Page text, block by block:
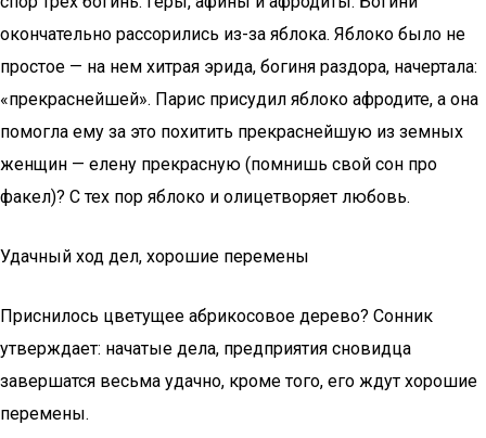
окончательно рассорились из-за яблока. Яблоко было не
простое — на нем хитрая эрида, богиня раздора, начертала:
«прекраснейшей». Парис присудил яблоко афродите, а она
помогла ему за это похитить прекраснейшую из земных
женщин — елену прекрасную (помнишь свой сон про
факел)? С тех пор яблоко и олицетворяет любовь.
Удачный ход дел, хорошие перемены
Приснилось цветущее абрикосовое дерево? Сонник
утверждает: начатые дела, предприятия сновидца
завершатся весьма удачно, кроме того, его ждут хорошие
перемены.